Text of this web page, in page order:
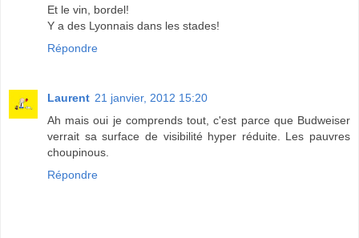
Et le vin, bordel!
Y a des Lyonnais dans les stades!
Répondre
Laurent 21 janvier, 2012 15:20
Ah mais oui je comprends tout, c'est parce que Budweiser
verrait sa surface de visibilité hyper réduite. Les pauvres
choupinous.
Répondre